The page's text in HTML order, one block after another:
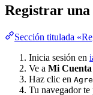
Registrar una
Sección titulada
Inicia sesión en
Ve a Mi
Haz clic en
Tu navegador